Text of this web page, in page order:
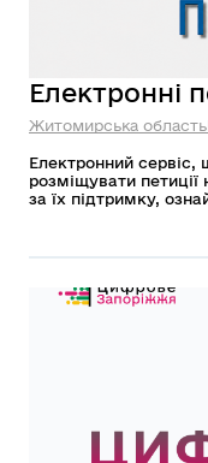
Електронні
Житомирська область
Електронний
розміщувати петиції
за їх підтримку,